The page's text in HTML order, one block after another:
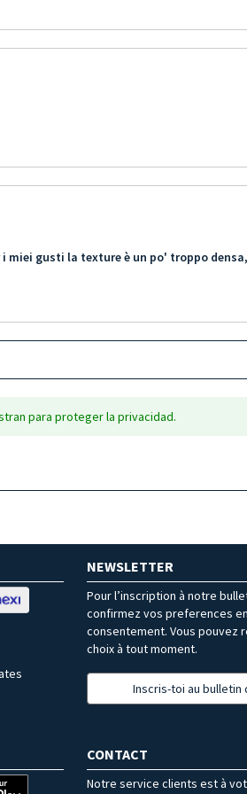
miei gusti la texture è un po' troppo densa,
para proteger la privacidad.
NEWSLETTER
Pour l’inscription à notre
confirmez vos preferences
consentement. Vous pouvez
choix à tout moment.
Inscris-toi au bulletin
CONTACT
Notre service clients est à